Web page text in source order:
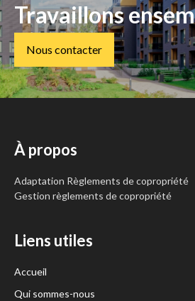
Travaillons
Nous contacter
À propos
Adaptation Règlements de copropriété
Gestion règlements de copropriété
Liens utiles
Accueil
Qui sommes-nous